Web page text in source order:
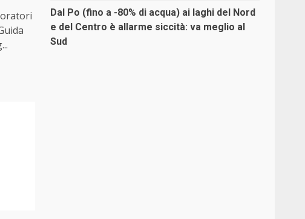
Dal Po (fino a -80% di acqua) ai laghi del Nord
e del Centro è allarme siccità: va meglio al
Sud